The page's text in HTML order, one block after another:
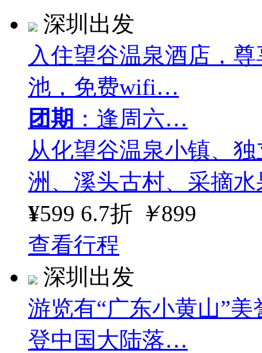
深圳出发
入住望谷温泉酒店，
池，免费wifi…
团期 ：逢周六…
从化望谷温泉小镇、
洲、溪头古村、采摘
¥599 6.7折 ￥899
查看行程
深圳出发
游览有“广东小黄山”
登中国大陆落…